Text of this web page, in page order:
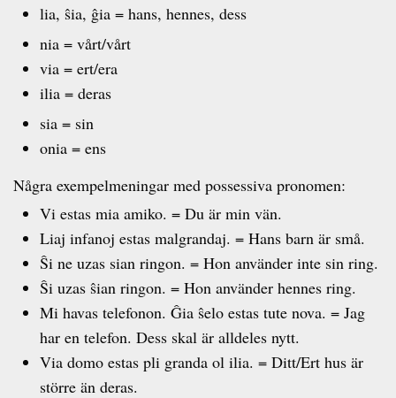
lia, ŝia, ĝia = hans, hennes, dess
nia = vårt/vårt
via = ert/era
ilia = deras
sia = sin
onia = ens
Några exempelmeningar med possessiva pronomen:
Vi estas mia amiko. = Du är min vän.
Liaj infanoj estas malgrandaj. = Hans barn är små.
Ŝi ne uzas sian ringon. = Hon använder inte sin ring.
Ŝi uzas ŝian ringon. = Hon använder hennes ring.
Mi havas telefonon. Ĝia ŝelo estas tute nova. = Jag
har en telefon. Dess skal är alldeles nytt.
Via domo estas pli granda ol ilia. = Ditt/Ert hus är
större än deras.